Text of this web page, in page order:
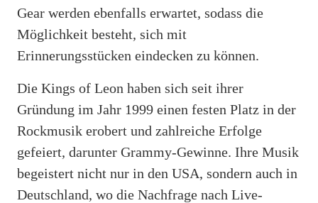
Gear werden ebenfalls erwartet, sodass die
Möglichkeit besteht, sich mit
Erinnerungsstücken eindecken zu können.
Die Kings of Leon haben sich seit ihrer
Gründung im Jahr 1999 einen festen Platz in der
Rockmusik erobert und zahlreiche Erfolge
gefeiert, darunter Grammy-Gewinne. Ihre Musik
begeistert nicht nur in den USA, sondern auch in
Deutschland, wo die Nachfrage nach Live-